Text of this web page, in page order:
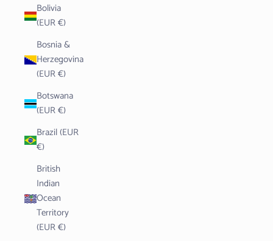
Bolivia
(EUR €)
Bosnia &
Herzegovina
(EUR €)
Botswana
(EUR €)
Brazil (EUR
€)
British
Indian
Ocean
Territory
(EUR €)